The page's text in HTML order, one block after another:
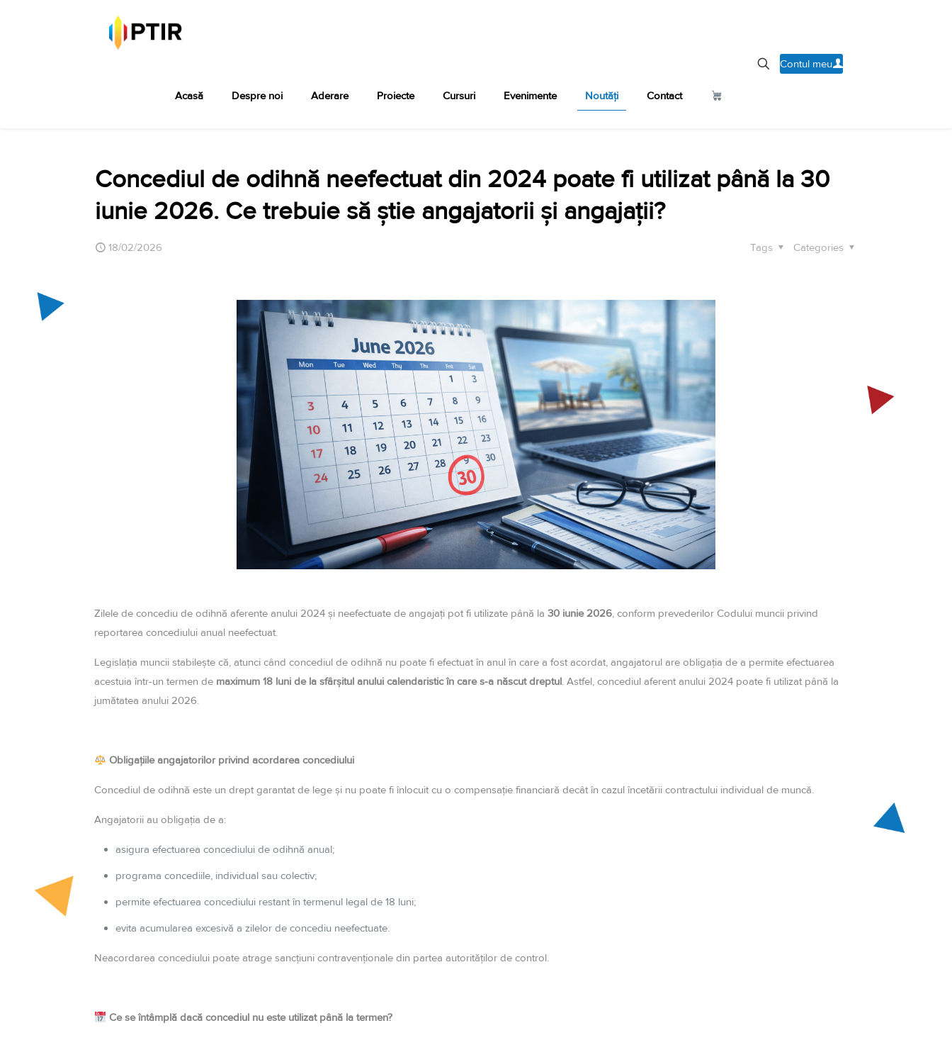
Acasă Despre noi Aderare Proiecte Cursuri Evenimente Noutăți Contact
Contul meu
Concediul de odihnă neefectuat din 2024 poate fi utilizat până la 30
iunie 2026. Ce trebuie să știe angajatorii și angajații?
18/02/2026 Categories
Tags
Zilele de concediu de odihnă aferente anului 2024 și neefectuate de angajați pot fi utilizate până la 30 iunie 2026, conform prevederilor Codului muncii privind
reportarea concediului anual neefectuat.
Legislația muncii stabilește că, atunci când concediul de odihnă nu poate fi efectuat în anul în care a fost acordat, angajatorul are obligația de a permite efectuarea
acestuia într-un termen de maximum 18 luni de la sfârșitul anului calendaristic în care s-a născut dreptul. Astfel, concediul aferent anului 2024 poate fi utilizat până la
jumătatea anului 2026.
Obligațiile angajatorilor privind acordarea concediului
Concediul de odihnă este un drept garantat de lege și nu poate fi înlocuit cu o compensație financiară decât în cazul încetării contractului individual de muncă.
Angajatorii au obligația de a:
asigura efectuarea concediului de odihnă anual;
programa concediile, individual sau colectiv;
permite efectuarea concediului restant în termenul legal de 18 luni;
evita acumularea excesivă a zilelor de concediu neefectuate.
Neacordarea concediului poate atrage sancțiuni contravenționale din partea autorităților de control.
Ce se întâmplă dacă concediul nu este utilizat până la termen?